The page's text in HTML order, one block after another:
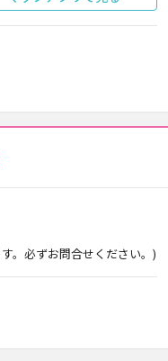
。必ずお問合せください。)